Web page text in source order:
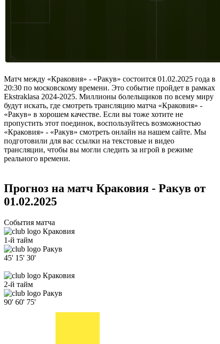
Матч между «Краковия» - «Ракув» состоится 01.02.2025 года в
20:30 по московскому времени. Это событие пройдет в рамках
Ekstraklasa 2024-2025. Миллионы болельщиков по всему миру
будут искать, где смотреть трансляцию матча «Краковия» -
«Ракув» в хорошем качестве. Если вы тоже хотите не
пропустить этот поединок, воспользуйтесь возможностью
«Краковия» - «Ракув» смотреть онлайн на нашем сайте. Мы
подготовили для вас ссылки на текстовые и видео
трансляции, чтобы вы могли следить за игрой в режиме
реального времени.
Прогноз на матч Краковия - Ракув от
01.02.2025
События матча
Краковия
1-й тайм
Ракув
45' 15' 30'
Краковия
2-й тайм
Ракув
90' 60' 75'